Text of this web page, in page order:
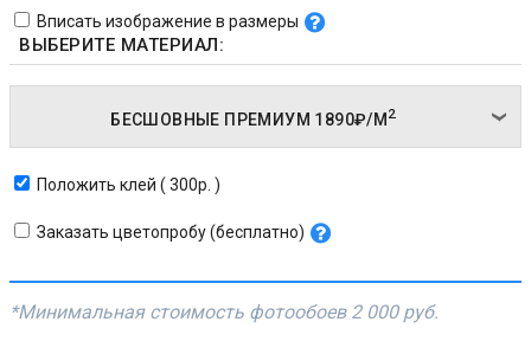
Вписать изображение в размеры
ВЫБЕРИТЕ МАТЕРИАЛ:
БЕСШОВНЫЕ ПРЕМИУМ 1890₽/М 2
Положить клей ( 300р. )
Заказать цветопробу (бесплатно)
*Минимальная стоимость фотообоев 2 000 руб.